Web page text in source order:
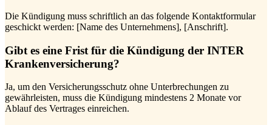
Die Kündigung muss schriftlich an das folgende Kontaktformular
geschickt werden: [Name des Unternehmens], [Anschrift].
Gibt es eine Frist für die Kündigung der INTER
Krankenversicherung?
Ja, um den Versicherungsschutz ohne Unterbrechungen zu
gewährleisten, muss die Kündigung mindestens 2 Monate vor
Ablauf des Vertrages einreichen.